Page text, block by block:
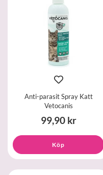
Anti-parasit Spray Katt
Vetocanis
99,90 kr
Köp